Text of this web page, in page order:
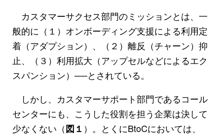
カスタマーサクセス部門のミッションとは、一
般的に（１）オンボーディング支援による利用定
着（アダプション）、（２）離反（チャーン）抑
止、（３）利用拡大（アップセルなどによるエク
スパンション）──とされている。
しかし、カスタマーサポート部門であるコール
センターにも、こうした役割を担う企業は決して
少なくない（図１ ）。とくにBtoCにおいては、